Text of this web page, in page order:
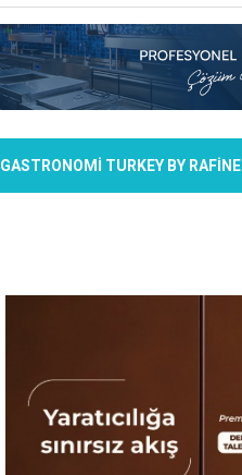
GASTRONOMİ TURKEY BY RAFİNE